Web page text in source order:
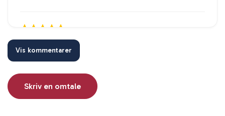
OB
Olivia Baxter
Jeg kan ikke engang sette ord på hvor fantastisk denne
opplevelsen var!!! Å se solen stige opp fra en jeep, kjøre
gjennom de fantastiske landskapene var magisk. Den friske
Vis kommentarer
Skriv en omtale